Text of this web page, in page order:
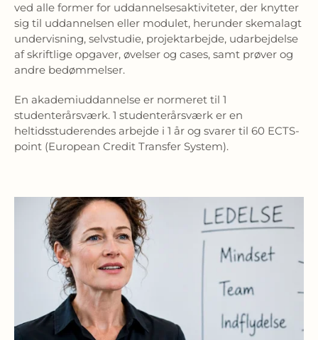
ved alle former for uddannelsesaktiviteter, der knytter
sig til uddannelsen eller modulet, herunder skemalagt
undervisning, selvstudie, projektarbejde, udarbejdelse
af skriftlige opgaver, øvelser og cases, samt prøver og
andre bedømmelser.
En akademiuddannelse er normeret til 1
studenterårsværk. 1 studenterårsværk er en
heltidsstuderendes arbejde i 1 år og svarer til 60 ECTS-
point (European Credit Transfer System).